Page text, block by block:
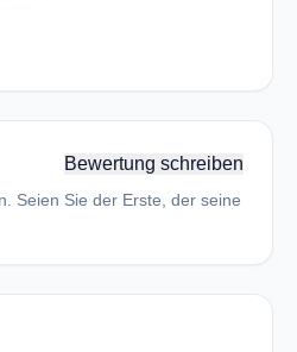
Bewertung schreiben
Seien Sie der Erste, der seine